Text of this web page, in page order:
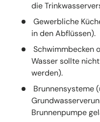
die
Gewerbliche
in den Abflüssen).
Schwimmbecken
Wasser sollte
werden).
Brunnensysteme
Brunnenpumpe